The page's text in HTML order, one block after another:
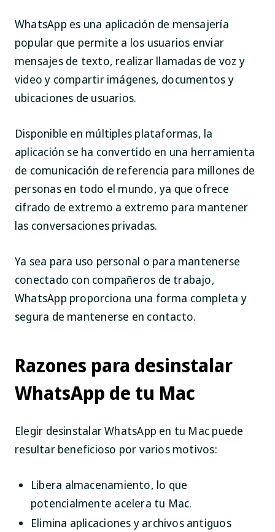
WhatsApp es una aplicación de mensajería
popular que permite a los usuarios enviar
mensajes de texto, realizar llamadas de voz y
video y compartir imágenes, documentos y
ubicaciones de usuarios.
Disponible en múltiples plataformas, la
aplicación se ha convertido en una herramienta
de comunicación de referencia para millones de
personas en todo el mundo, ya que ofrece
cifrado de extremo a extremo para mantener
las conversaciones privadas.
Ya sea para uso personal o para mantenerse
conectado con compañeros de trabajo,
WhatsApp proporciona una forma completa y
segura de mantenerse en contacto.
Razones para desinstalar
WhatsApp de tu Mac
Elegir desinstalar WhatsApp en tu Mac puede
resultar beneficioso por varios motivos:
Libera almacenamiento, lo que
potencialmente acelera tu Mac.
Elimina aplicaciones y archivos antiguos